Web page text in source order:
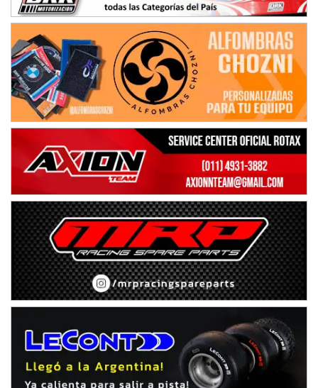
Avellaneda (Santa Fe)
SUR SANTAFESINO - F4
José Samuel Sánchez (Tierra)
Rufino (Santa Fe)
TUCUMANO - F5
Juan Navarro (Asfalto)
El Timbó (Tucumán)